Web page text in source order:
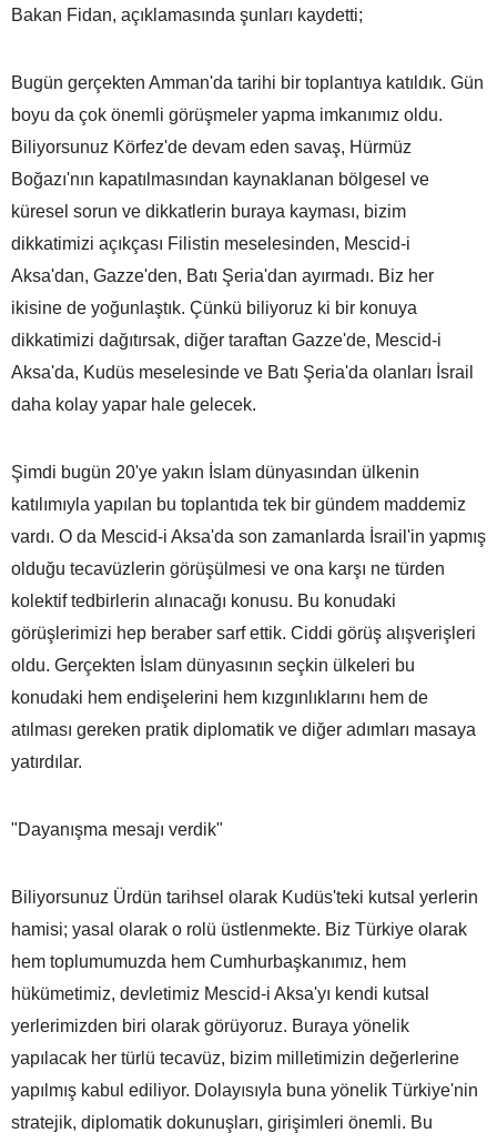
Bakan Fidan, açıklamasında şunları kaydetti;
Bugün gerçekten Amman'da tarihi bir toplantıya katıldık. Gün
boyu da çok önemli görüşmeler yapma imkanımız oldu.
Biliyorsunuz Körfez'de devam eden savaş, Hürmüz
Boğazı'nın kapatılmasından kaynaklanan bölgesel ve
küresel sorun ve dikkatlerin buraya kayması, bizim
dikkatimizi açıkçası Filistin meselesinden, Mescid-i
Aksa'dan, Gazze'den, Batı Şeria'dan ayırmadı. Biz her
ikisine de yoğunlaştık. Çünkü biliyoruz ki bir konuya
dikkatimizi dağıtırsak, diğer taraftan Gazze'de, Mescid-i
Aksa'da, Kudüs meselesinde ve Batı Şeria'da olanları İsrail
daha kolay yapar hale gelecek.
Şimdi bugün 20'ye yakın İslam dünyasından ülkenin
katılımıyla yapılan bu toplantıda tek bir gündem maddemiz
vardı. O da Mescid-i Aksa'da son zamanlarda İsrail'in yapmış
olduğu tecavüzlerin görüşülmesi ve ona karşı ne türden
kolektif tedbirlerin alınacağı konusu. Bu konudaki
görüşlerimizi hep beraber sarf ettik. Ciddi görüş alışverişleri
oldu. Gerçekten İslam dünyasının seçkin ülkeleri bu
konudaki hem endişelerini hem kızgınlıklarını hem de
atılması gereken pratik diplomatik ve diğer adımları masaya
yatırdılar.
"Dayanışma mesajı verdik"
Biliyorsunuz Ürdün tarihsel olarak Kudüs'teki kutsal yerlerin
hamisi; yasal olarak o rolü üstlenmekte. Biz Türkiye olarak
hem toplumumuzda hem Cumhurbaşkanımız, hem
hükümetimiz, devletimiz Mescid-i Aksa'yı kendi kutsal
yerlerimizden biri olarak görüyoruz. Buraya yönelik
yapılacak her türlü tecavüz, bizim milletimizin değerlerine
yapılmış kabul ediliyor. Dolayısıyla buna yönelik Türkiye'nin
stratejik, diplomatik dokunuşları, girişimleri önemli. Bu